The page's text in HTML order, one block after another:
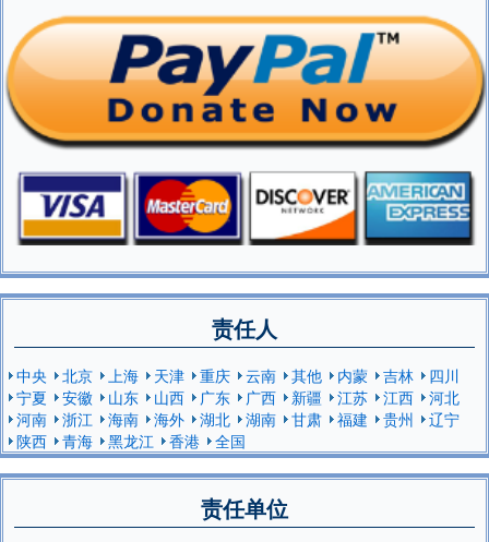
责任人
中央 北京 上海 天津 重庆 云南 其他 内蒙 吉林
四川
宁夏
安徽 山东 山西 广东 广西 新疆 江苏 江西
河北
河南
浙江 海南 海外 湖北 湖南 甘肃 福建 贵州
辽宁
陕西
青海 黑龙江 香港 全国
责任单位